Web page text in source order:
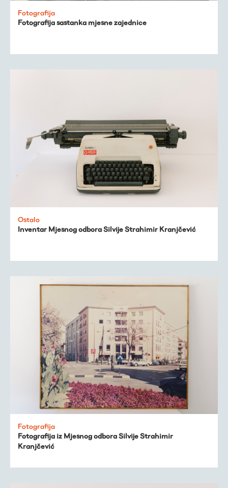
Fotografija
Fotografija sastanka mjesne zajednice
Ostalo
Inventar Mjesnog odbora Silvije Strahimir Kranjčević
Fotografija
Fotografija iz Mjesnog odbora Silvije Strahimir
Kranjčević